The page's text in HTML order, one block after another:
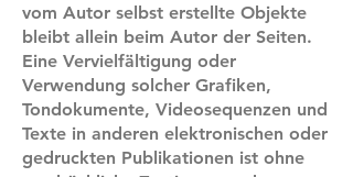
vom Autor selbst erstellte Objekte
bleibt allein beim Autor der Seiten.
Eine Vervielfältigung oder
Verwendung solcher Grafiken,
Tondokumente, Videosequenzen und
Texte in anderen elektronischen oder
gedruckten Publikationen ist ohne